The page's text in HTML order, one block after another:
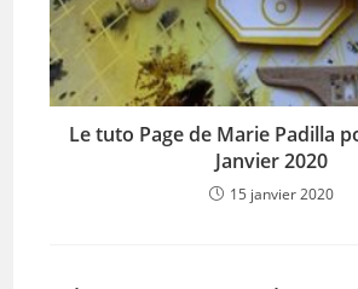
Le tuto Page de Marie Padilla
Janvier 2020
15 janvier 2020